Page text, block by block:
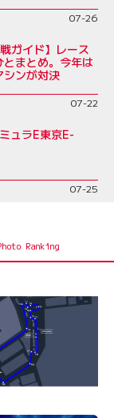
07-26
ガイド】レース
まとめ。今年は
シンが対決
07-22
ュラE東京E-
07-25